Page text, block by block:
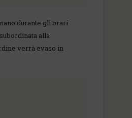
durante gli orari
alla
verrà evaso in